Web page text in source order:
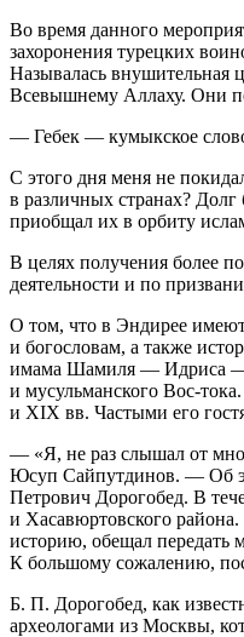
Во время данного
захоронения турецких
Называлась внушительная
Всевышнему Аллаху. Они
— Гебек — кумыкское
С этого дня меня не
в различных странах?
приобщал их в орбиту
В целях получения более
деятельности и по
О том, что в Эндирее
и богословам, а также
имама Шамиля — Идриса —
и мусульманского Вос-
и XIX вв. Частыми его
— «Я, не раз слышал от
Юсуп Сайпутдинов. — Об
Петрович Дорогобед. В
и Хасавюртовского
историю, обещал передать
К большому сожалению,
Б. П. Дорогобед, как
археологами из Москвы,